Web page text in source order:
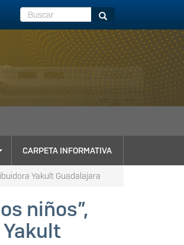
Buscar Buscar
CARPETA INFORMATIVA
Yakult Guadalajara
niños”,